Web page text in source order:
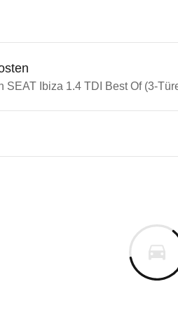
SEAT Ibiza 1.4 TDI Best Of (3-